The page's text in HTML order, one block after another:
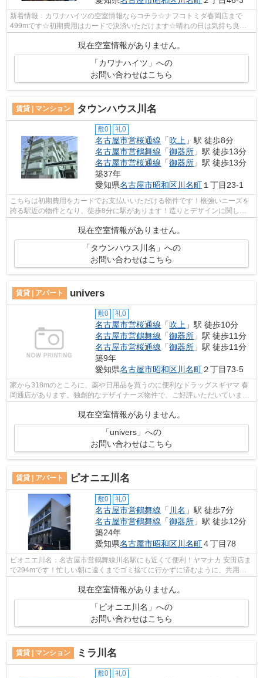
新着情報：カワナハイツの空室情報ならコチラ☆ナフコトミダ春岡店まで
499mです☆初期費用はカードで決済いただけます☆晴れの日は気持ち良い
現在空室情報がありません。
「カワナハイツ」への
お問い合わせはこちら
賃貸 | マンション タウンハウス川名
敷0 礼0
名古屋市営桜通線 「吹上 」駅 徒歩8分
名古屋市営鶴舞線 「御器所 」駅 徒歩13分
名古屋市営桜通線 「御器所 」駅 徒歩13分
築37年
愛知県名古屋市昭和区川名町 １丁目23-1
こちらは初期費用をカードでお支払いいただける物件です！根強いニーズを
誇る駅近の物件となり、徒歩8分に駅があります！造りとデザインに関し
て、自信をもって情報を提供できるマンシ...
現在空室情報がありません。
「タウンハウス川名」への
お問い合わせはこちら
賃貸 | アパート univers
敷0 礼0
名古屋市営桜通線 「吹上 」駅 徒歩10分
名古屋市営鶴舞線 「御器所 」駅 徒歩11分
名古屋市営桜通線 「御器所 」駅 徒歩11分
築9年
愛知県名古屋市昭和区川名町２丁目73-5
家から318mのところに、薬や日用品を買うのに便利なドラッグスギヤマ 春
岡通店があります。独創的なデザイナーズ物件で、ご好評いただいていま
現在空室情報がありません。
「univers」への
お問い合わせはこちら
賃貸 | アパート ピオニエ川名
敷0 礼0
名古屋市営鶴舞線 「 川名 」駅 徒歩7分
名古屋市営鶴舞線 「御器所 」駅 徒歩12分
築24年
愛知県名古屋市昭和区川名町４丁目78
ピオニエ川名：名古屋市営鶴舞線川名駅にも近くて便利！ヤマナカ 安田店ま
で294mです！忙しい朝に遠くまでゴミ捨てに行かずに済むように、共用部
現在空室情報がありません。
「ピオニエ川名」への
お問い合わせはこちら
賃貸 | マンション ミラ川名
敷0 礼0